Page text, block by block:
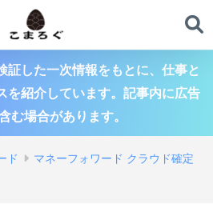
証した一次情報をもとに、仕事と
を紹介しています。記事内に広告
む場合があります。
ド
マネーフォワード クラウド確定